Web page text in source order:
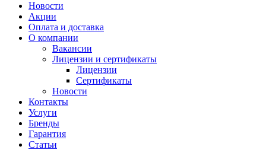
Новости
Акции
Оплата и доставка
О компании
Вакансии
Лицензии и сертификаты
Лицензии
Сертификаты
Новости
Контакты
Услуги
Бренды
Гарантия
Статьи